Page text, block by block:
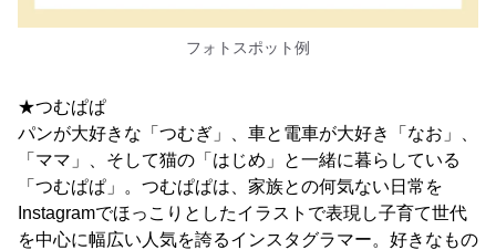
フォトスポット例
★つむぱぱ
パンが大好きな「つむぎ」、車と電車が大好き「なお」、
「ママ」、そして猫の「はじめ」と一緒に暮らしている
「つむぱぱ」。つむぱぱは、家族との何気ない日常を
Instagramでほっこりとしたイラストで表現し子育て世代
を中心に幅広い人気を誇るインスタグラマー。好きなもの